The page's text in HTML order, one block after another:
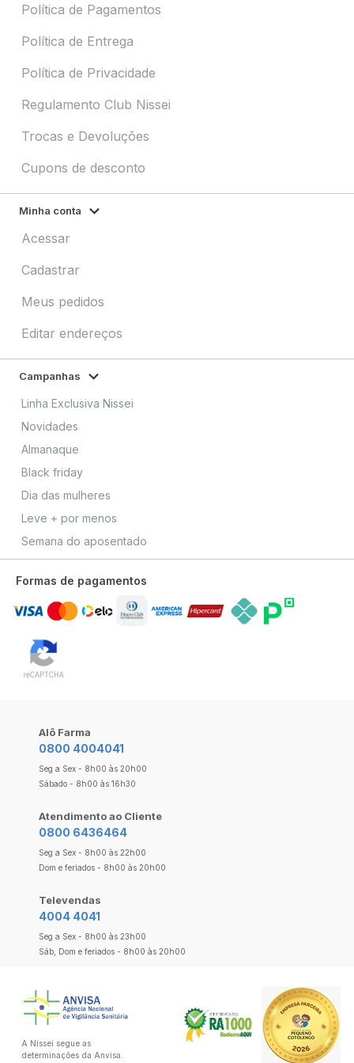
Política de Pagamentos
Política de Entrega
Política de Privacidade
Regulamento Club Nissei
Trocas e Devoluções
Cupons de desconto
Minha conta
Acessar
Cadastrar
Meus pedidos
Editar endereços
Campanhas
Linha Exclusiva Nissei
Novidades
Almanaque
Black friday
Dia das mulheres
Leve + por menos
Semana do aposentado
Formas de pagamentos
Alô Farma
0800 4004041
Seg a Sex - 8h00 às 20h00
Sábado - 8h00 às 16h30
Atendimento ao Cliente
0800 6436464
Seg a Sex - 8h00 às 22h00
Dom e feriados - 8h00 às 20h00
Televendas
4004 4041
Seg a Sex - 8h00 às 23h00
Sáb, Dom e feriados - 8h00 às 20h00
A Nissei segue as
determinações da Anvisa.